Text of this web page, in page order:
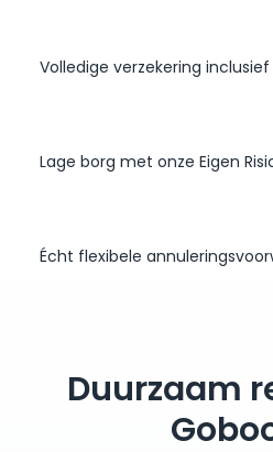
Volledige verzekering
Lage borg met onze Eigen
Écht flexibele
Duurzaam